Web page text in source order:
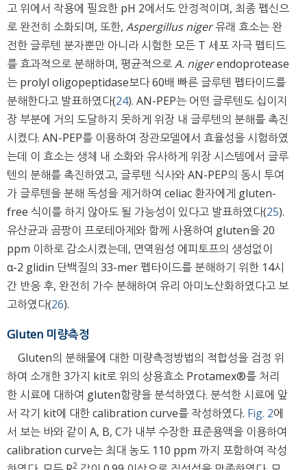
고 위에서 작용에 필요한 pH 2에서도 안정적이며, 최종 펩신으
로 완전히 소화되며, 또한, Aspergillus niger유래 효소는 완
전한 글루텐 분자뿐만 아니라 시험한 모든 T 세포 자극 펩티드
를 효과적으로 분해하며, 평균적으로A. nigerendoprotease
는 prolyl oligopeptidase보다 60배 빠른 글루텐 펩타이드를
분해한다고 발표하였다(24). AN-PEP는 어떤 글루텐도 십이지
장 부분에 거의 도달하지 못하게 위장 내 글루텐의 분해를 촉진
시켰다. AN-PEP를 이용하여 장관모델에서 효율성을 시험하였
는데 이 효소는 생체 내 소화와 유사하게 위장 시스템에서 글루
텐의 분해를 촉진하였고, 글루텐 식사와 AN-PEP의 동시 투여
가 글루텐을 분해 독성을 제거하여 celiac 환자에게 gluten-
free 식이를 하지 않아도 될 가능성이 있다고 발표하였다(25).
유산균과 곰팡이 프로테아제와 함께 사용하여 gluten을 20
ppm 이하로 감소시켰는데, 면역원성 에피토프의 생성없이
α-2 glidin 단백질의 33-mer 펩타이드를 분해하기 위한 14시
간 반응 후, 완전히 가수 분해하여 유리 아미노산화하였다고 보
고하였다(26).
Gluten 미량측정
Gluten의 분해물에 대한 미량측정방법의 적합성을 검정 위
하여 소개한 3가지 kit로 위의 상용효소 Protamex®를 처리
한 시료에 대하여 gluten함량을 분석하였다. 분석한 시료에 앞
서 각기 kit에 대한 calibration curve를 작성하였다. Fig. 2에
서 보는 바와 같이 A, B, C가 내부 수장한 표준용액을 이용하여
calibration curve는 최대 농도 110 ppm 까지 포함하여 작성
2